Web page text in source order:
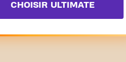
CHOISIR ULTIMATE